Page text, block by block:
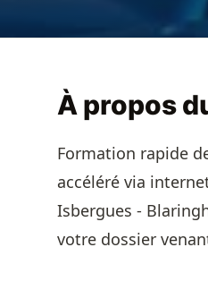
À propos
Formation rapide
accéléré via
Isbergues -
votre dossier